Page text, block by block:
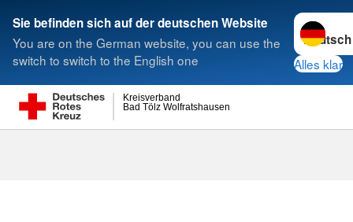
Sie befinden sich auf der deutschen Website
You are on the German website, you can use the
switch to switch to the English one
Sprache
Alles klar
Bad Tölz Wolfratshausen
Kreisverband
Suche